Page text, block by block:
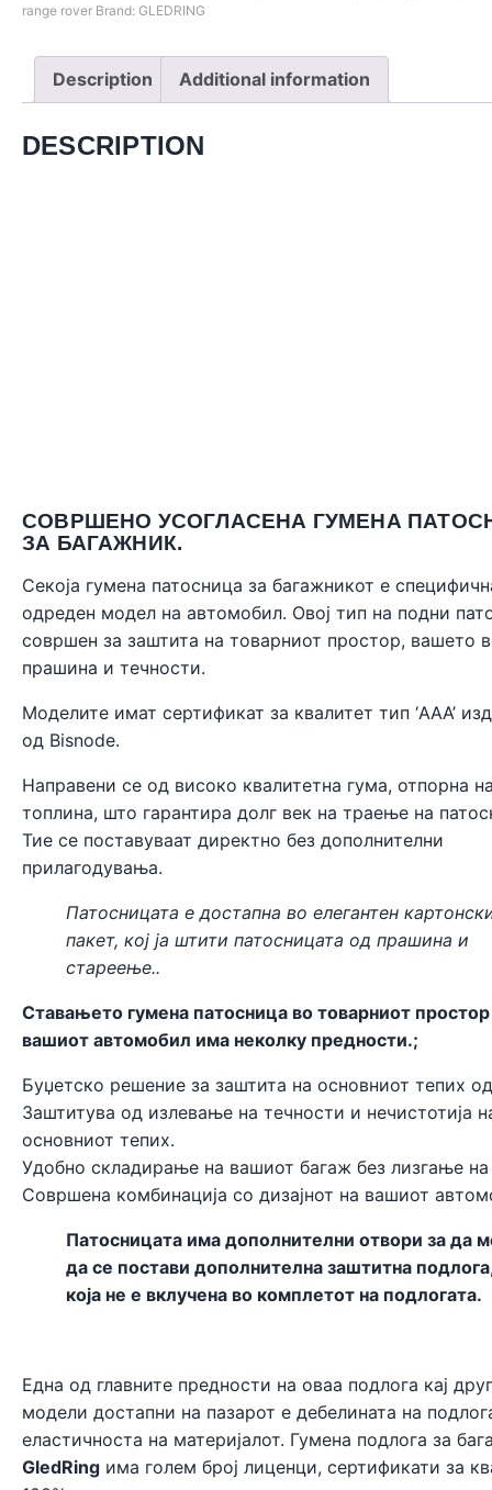
range rover Brand: GLEDRING
Description Additional information
DESCRIPTION
СОВРШЕНО УСОГЛАСЕНА ГУМЕНА
ЗА БАГАЖНИК.
Секоја гумена патосница за багажникот е
одреден модел на автомобил. Овој тип на подни
совршен за заштита на товарниот простор, вашето
прашина и течности.
Моделите имат сертификат за квалитет тип ‘AAA’
од Bisnode.
Направени се од високо квалитетна гума, отпорна
топлина, што гарантира долг век на траење на
Тие се поставуваат директно без дополнителни
прилагодувања.
Патосницата е достапна во елегантен
пакет, кој ја штити патосницата од прашина и
стареење..
Ставањето гумена патосница во товарниот простор
вашиот автомобил има неколку предности.;
Буџетско решение за заштита на основниот тепих
Заштитува од излевање на течности и нечистотија
основниот тепих.
Удобно складирање на вашиот багаж без лизгање на
Совршена комбинација со дизајнот на вашиот
Патосницата има дополнителни отвори за да
да се постави дополнителна заштитна
која не е вклучена во комплетот на подлогата.
Една од главните предности на оваа подлога кај
модели достапни на пазарот е дебелината на
еластичноста на материјалот. Гумена подлога за
GledRing има голем број лиценци, сертификати за